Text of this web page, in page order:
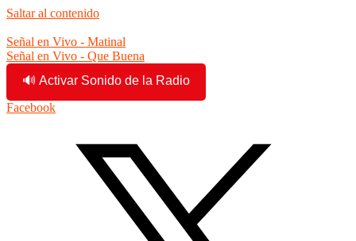
Saltar al contenido
Señal en Vivo - Matinal
Señal en Vivo - Que Buena
🔊 Activar Sonido de la Radio
Facebook